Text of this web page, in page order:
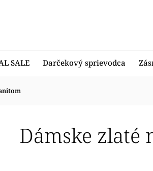
SALE Darčekový sprievodca
Dámske zlaté